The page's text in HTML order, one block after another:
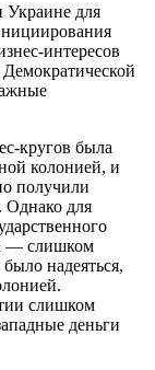
Украине для
интересов
кругов была
колонией, и
получили
Однако для
— слишком
надеяться,
слишком
деньги